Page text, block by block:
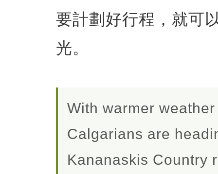
要計劃好行程，就可
光。
With warmer
Calgarians are
Kananaskis Country